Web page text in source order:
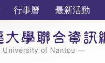
行事曆 最新活動